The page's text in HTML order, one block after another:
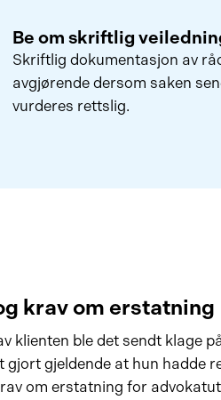
Be om skriftlig
Skriftlig dokumentasjon av
avgjørende dersom saken
vurderes rettslig.
krav om erstatning
klienten ble det sendt klage
gjeldende at hun hadde
om erstatning for